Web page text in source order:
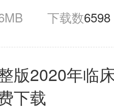
下载数6598
版2020年临
下载